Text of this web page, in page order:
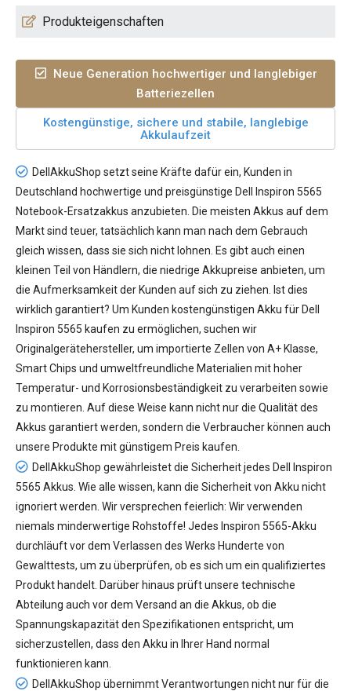
Produkteigenschaften
Neue Generation hochwertiger und langlebiger
Batteriezellen
Kostengünstige, sichere und stabile, langlebige
Akkulaufzeit
DellAkkuShop setzt seine Kräfte dafür ein, Kunden in
Deutschland hochwertige und preisgünstige Dell Inspiron 5565
Notebook-Ersatzakkus anzubieten. Die meisten Akkus auf dem
Markt sind teuer, tatsächlich kann man nach dem Gebrauch
gleich wissen, dass sie sich nicht lohnen. Es gibt auch einen
kleinen Teil von Händlern, die niedrige Akkupreise anbieten, um
die Aufmerksamkeit der Kunden auf sich zu ziehen. Ist dies
wirklich garantiert? Um Kunden kostengünstigen Akku für Dell
Inspiron 5565 kaufen zu ermöglichen, suchen wir
Originalgerätehersteller, um importierte Zellen von A+ Klasse,
Smart Chips und umweltfreundliche Materialien mit hoher
Temperatur- und Korrosionsbeständigkeit zu verarbeiten sowie
zu montieren. Auf diese Weise kann nicht nur die Qualität des
Akkus garantiert werden, sondern die Verbraucher können auch
unsere Produkte mit günstigem Preis kaufen.
DellAkkuShop gewährleistet die Sicherheit jedes Dell Inspiron
5565 Akkus . Wie alle wissen, kann die Sicherheit von Akku nicht
ignoriert werden. Wir versprechen feierlich: Wir verwenden
niemals minderwertige Rohstoffe! Jedes Inspiron 5565-Akku
durchläuft vor dem Verlassen des Werks Hunderte von
Gewalttests, um zu überprüfen, ob es sich um ein qualifiziertes
Produkt handelt. Darüber hinaus prüft unsere technische
Abteilung auch vor dem Versand an die Akkus, ob die
Spannungskapazität den Spezifikationen entspricht, um
sicherzustellen, dass den Akku in Ihrer Hand normal
funktionieren kann.
DellAkkuShop übernimmt Verantwortungen nicht nur für die